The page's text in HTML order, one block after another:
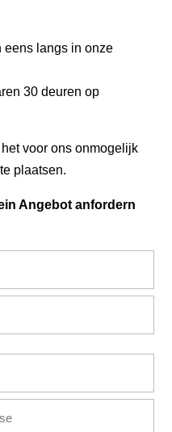
eens langs in onze
30 deuren op
voor ons onmogelijk
plaatsen.
Angebot anfordern